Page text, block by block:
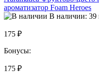
ароматизатор Foam Heroes
В наличии: 39
175 ₽
Бонусы:
175 ₽